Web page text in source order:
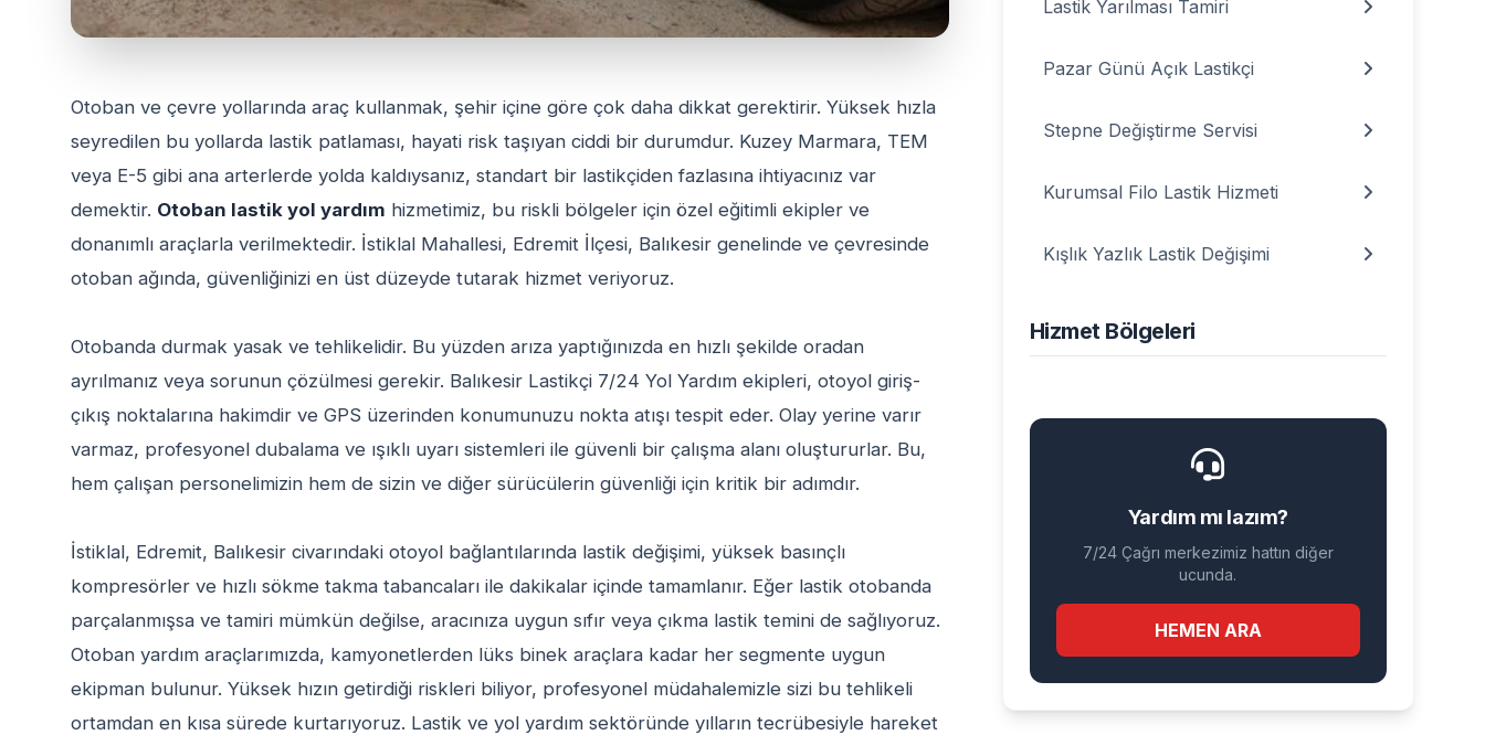
Otoban ve çevre yollarında araç kullanmak, şehir içine göre çok daha dikkat gerektirir. Yüksek hızla
seyredilen bu yollarda lastik patlaması, hayati risk taşıyan ciddi bir durumdur. Kuzey Marmara, TEM
veya E-5 gibi ana arterlerde yolda kaldıysanız, standart bir lastikçiden fazlasına ihtiyacınız var
demektir. Otoban lastik yol yardım hizmetimiz, bu riskli bölgeler için özel eğitimli ekipler ve
donanımlı araçlarla verilmektedir. İstiklal Mahallesi, Edremit İlçesi, Balıkesir genelinde ve çevresinde
otoban ağında, güvenliğinizi en üst düzeyde tutarak hizmet veriyoruz.
Otobanda durmak yasak ve tehlikelidir. Bu yüzden arıza yaptığınızda en hızlı şekilde oradan
ayrılmanız veya sorunun çözülmesi gerekir. Balıkesir Lastikçi 7/24 Yol Yardım ekipleri, otoyol giriş-
çıkış noktalarına hakimdir ve GPS üzerinden konumunuzu nokta atışı tespit eder. Olay yerine varır
varmaz, profesyonel dubalama ve ışıklı uyarı sistemleri ile güvenli bir çalışma alanı oluştururlar. Bu,
hem çalışan personelimizin hem de sizin ve diğer sürücülerin güvenliği için kritik bir adımdır.
İstiklal, Edremit, Balıkesir civarındaki otoyol bağlantılarında lastik değişimi, yüksek basınçlı
kompresörler ve hızlı sökme takma tabancaları ile dakikalar içinde tamamlanır. Eğer lastik otobanda
parçalanmışsa ve tamiri mümkün değilse, aracınıza uygun sıfır veya çıkma lastik temini de sağlıyoruz.
Otoban yardım araçlarımızda, kamyonetlerden lüks binek araçlara kadar her segmente uygun
ekipman bulunur. Yüksek hızın getirdiği riskleri biliyor, profesyonel müdahalemizle sizi bu tehlikeli
ortamdan en kısa sürede kurtarıyoruz. Lastik ve yol yardım sektöründe yılların tecrübesiyle hareket
Lastik Yarılması Tamiri
Pazar Günü Açık Lastikçi
Stepne Değiştirme Servisi
Kurumsal Filo Lastik Hizmeti
Kışlık Yazlık Lastik Değişimi
Hizmet Bölgeleri
Yardım mı lazım?
7/24 Çağrı merkezimiz hattın diğer
ucunda.
HEMEN ARA